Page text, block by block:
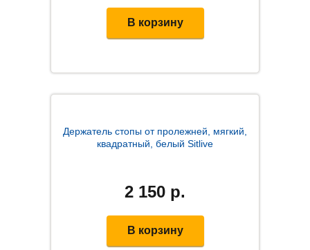
В корзину
Держатель стопы от пролежней, мягкий,
квадратный, белый Sitlive
2 150 р.
В корзину